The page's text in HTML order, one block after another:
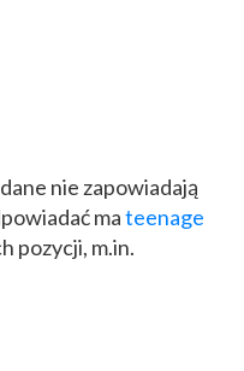
nie zapowiadają
mateenage
pozycji, m.in.